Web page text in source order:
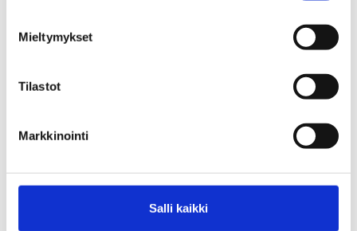
Mieltymykset
Tilastot
Markkinointi
Salli kaikki
tehtävien laajentamista
asiamiespiirin kokoukseen
aikana
Jäsenten tyytyväisyys Aariaan korkealla